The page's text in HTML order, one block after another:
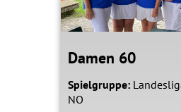
Damen 60
Spielgruppe:
NO